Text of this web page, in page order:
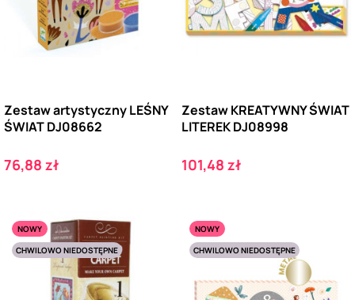
Zestaw artystyczny LEŚNY
ŚWIAT DJ08662
Cena
76,88 zł
Zestaw KREATYWNY ŚWIAT
LITEREK DJ08998
Cena
101,48 zł
NOWY
CHWILOWO NIEDOSTĘPNE
NOWY
CHWILOWO NIEDOSTĘPNE